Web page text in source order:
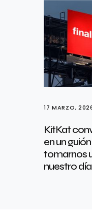
17 MARZO,
KitKat
en un
tomarnos
nuestro